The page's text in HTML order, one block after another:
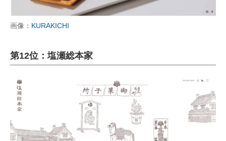
画像： KURAKICHI
第12位：塩瀬総本家